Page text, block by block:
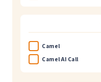
Camel
Camel AI Call